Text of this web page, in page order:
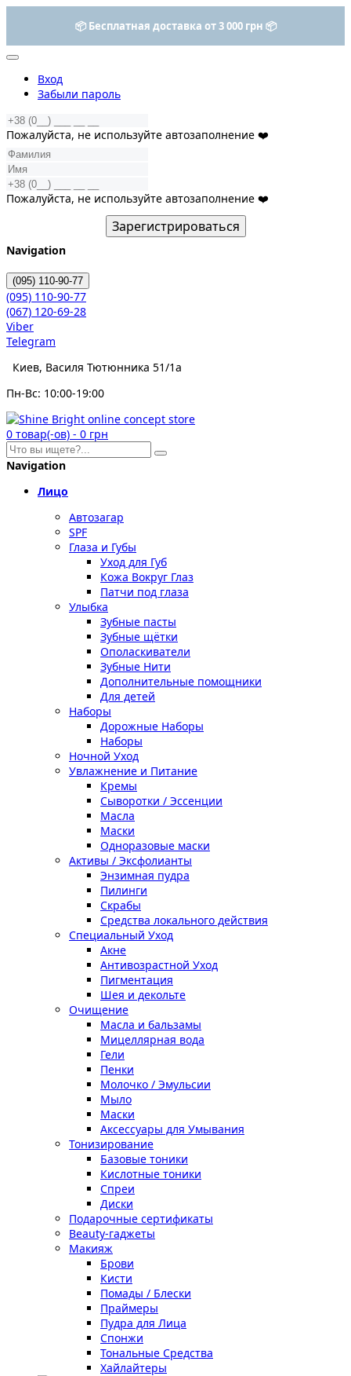
📦 Бесплатная доставка от 3 000 грн 📦
Вход
Забыли пароль
Пожалуйста, не используйте автозаполнение ❤️
Пожалуйста, не используйте автозаполнение ❤️
Зарегистрироваться
Navigation
(095) 110-90-77
(095) 110-90-77
(067) 120-69-28
Viber
Telegram
Киев, Василя Тютюнника 51/1а
Пн-Вс: 10:00-19:00
0 товар(-ов) - 0 грн
Navigation
Лицо
Автозагар
SPF
Глаза и Губы
Уход для Губ
Кожа Вокруг Глаз
Патчи под глаза
Улыбка
Зубные пасты
Зубные щётки
Ополаскиватели
Зубные Нити
Дополнительные помощники
Для детей
Наборы
Дорожные Наборы
Наборы
Ночной Уход
Увлажнение и Питание
Кремы
Сыворотки / Эссенции
Масла
Маски
Одноразовые маски
Активы / Эксфолианты
Энзимная пудра
Пилинги
Скрабы
Средства локального действия
Специальный Уход
Акне
Антивозрастной Уход
Пигментация
Шея и декольте
Очищение
Масла и бальзамы
Мицеллярная вода
Гели
Пенки
Молочко / Эмульсии
Мыло
Маски
Аксессуары для Умывания
Тонизирование
Базовые тоники
Кислотные тоники
Спреи
Диски
Подарочные сертификаты
Beauty-гаджеты
Макияж
Брови
Кисти
Помады / Блески
Праймеры
Пудра для Лица
Спонжи
Тональные Средства
Хайлайтеры